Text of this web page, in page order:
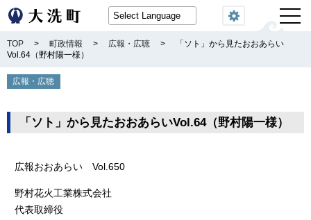
閲覧機能
TOP > 町政情報 > 広報・広聴 >
「ソト」から見たおおあらい
Vol.64（野村陽一様）
広報・広聴
「ソト」から見たおおあらいVol.64（野村陽一様）
広報おおあらい Vol.650
野村花火工業株式会社
代表取締役